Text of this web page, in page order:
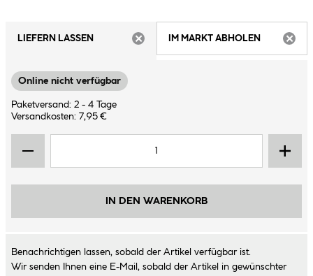
LIEFERN LASSEN
IM MARKT ABHOLEN
Online nicht verfügbar
Paketversand: 2 - 4 Tage
Versandkosten: 7,95 €
IN DEN WARENKORB
Benachrichtigen lassen, sobald der Artikel verfügbar ist.
Wir senden Ihnen eine E-Mail, sobald der Artikel in gewünschter